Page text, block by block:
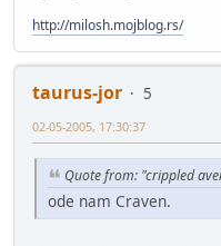
http://milosh.mojblog.rs/
taurus-jor
5
02-05-2005, 17:30:37
Quote from: "crippled
ode nam Craven.